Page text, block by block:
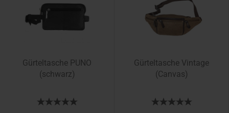
Gürteltasche PUNO
(schwarz)
Gürteltasche Vintage
(Canvas)